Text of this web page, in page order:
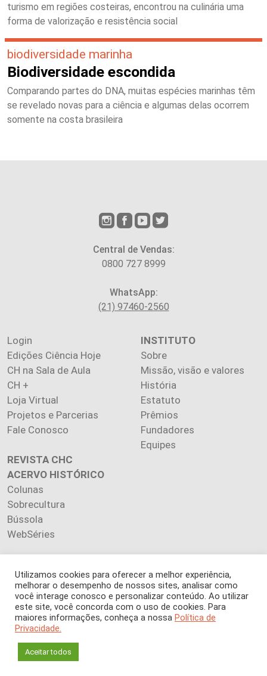
turismo em regiões costeiras, encontrou na culinária uma
forma de valorização e resistência social
biodiversidade marinha
Biodiversidade escondida
Comparando partes do DNA, muitas espécies marinhas têm
se revelado novas para a ciência e algumas delas ocorrem
somente na costa brasileira
Central de Vendas:
0800 727 8999
WhatsApp:
(21) 97460-2560
Login
Edições Ciência Hoje
CH na Sala de Aula
CH +
Loja Virtual
Projetos e Parcerias
Fale Conosco
INSTITUTO
Sobre
Missão, visão e valores
História
Estatuto
Prêmios
Fundadores
Equipes
REVISTA CHC
ACERVO HISTÓRICO
Colunas
Sobrecultura
Bússola
WebSéries
Copyright 2026 INSTITUTO CIÊNCIA HOJE. Todos os direitos
reservados.
Os artigos publicados na revista refletem exclusivamente a
É proibida a reprodução, integral ou parcial, do conteúdo (imagens
Utilizamos cookies para oferecer a melhor experiência,
melhorar o desempenho de nossos sites, analisar como
você interage conosco e personalizar conteúdo. Ao utilizar
este site, você concorda com o uso de cookies. Para
maiores informações, conheça a nossa Política de
Privacidade.
Aceitar todos